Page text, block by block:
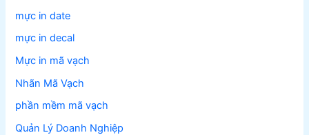
mực in date
mực in decal
Mực in mã vạch
Nhãn Mã Vạch
phần mềm mã vạch
Quản Lý Doanh Nghiệp